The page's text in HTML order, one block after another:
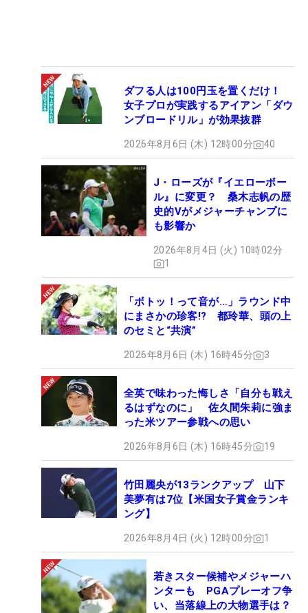
ダフる人は100円玉を置くだけ！
女子プロが実践するアイアン「ダウ
ンブロードリル」が効果抜群
2026年8月6日 (木) 12時00分 40
J・ローズが『イエローボー
ル』に変更？ 桑木志帆の歴
史的Vがメジャーチャンプに
も影響か
2026年8月4日 (火) 10時02分
1
「ボトッ！って音が…」ラウンド中
にまさかの珍客!? 都玲華、頭の上
のセミと“共演”
2026年8月6日 (木) 16時45分 3
全英で味わった悔しさ「自分も戦え
るはずなのに」 佐久間朱莉に強ま
った米ツアー参戦への思い
2026年8月6日 (木) 16時45分 19
竹田麗央が13ランクアップ 山下
美夢有は7位【米国女子賞金ランキ
ング】
2026年8月4日 (火) 12時00分 1
若きスター候補やメジャーハ
ンターも PGAプレーオフ争
い、当落線上の大物選手は？